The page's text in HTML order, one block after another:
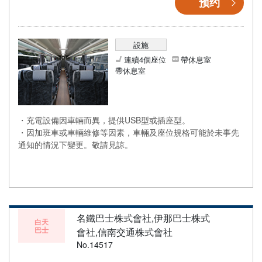
設施
連續4個座位
帶休息室
帶休息室
・充電設備因車輛而異，提供USB型或插座型。
・因加班車或車輛維修等因素，車輛及座位規格可能於未事先
通知的情況下變更。敬請見諒。
白天
巴士
名鐵巴士株式會社,伊那巴士株式
會社,信南交通株式會社
No.14517